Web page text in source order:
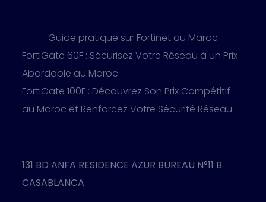
Guide pratique sur Fortinet au Maroc
FortiGate 60F : Sécurisez Votre Réseau à un Prix
Abordable au Maroc
FortiGate 100F : Découvrez Son Prix Compétitif
au Maroc et Renforcez Votre Sécurité Réseau
131 BD ANFA RESIDENCE AZUR BUREAU N°11 B
CASABLANCA